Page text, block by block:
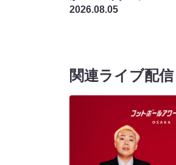
2026.08.05
関連ライブ配信